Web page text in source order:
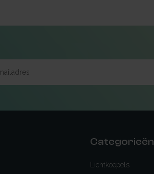
Categorieën
Lichtkoepels